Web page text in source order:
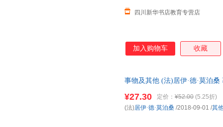
四川新华书店教育专营店
加入购物车 收藏
事物及其他 (法)居伊·德·莫泊
¥27.30 定价： ¥52.00 (5.25折)
(法)居伊·德·莫泊桑 /2018-09-01 /其